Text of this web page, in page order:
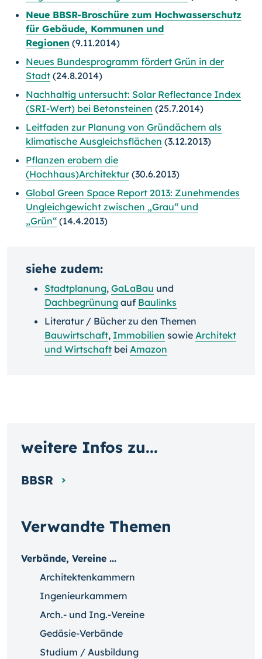
Neue BBSR-Broschüre zum Hochwasserschutz
für Gebäude, Kommunen und
Regionen (9.11.2014)
Neues Bundesprogramm fördert Grün in der
Stadt (24.8.2014)
Nachhaltig untersucht: Solar Reflectance Index
(SRI-Wert) bei Betonsteinen (25.7.2014)
Leitfaden zur Planung von Gründächern als
klimatische Ausgleichsflächen (3.12.2013)
Pflanzen erobern die
(Hochhaus)Architektur(30.6.2013)
Global Green Space Report 2013: Zunehmendes
Ungleichgewicht zwischen „Grau“ und
„Grün“ (14.4.2013)
siehe zudem:
Stadtplanung, GaLaBau und
Dachbegrünung auf Baulinks
Literatur / Bücher zu den Themen
Bauwirtschaft, Immobilien sowie Architekt
und Wirtschaft bei Amazon
Verwandte Themen
Verbände, Vereine ...
Architektenkammern
Ingenieurkammern
Arch.- und Ing.-Vereine
Gedäsie-Verbände
Studium / Ausbildung
weitere Infos zu...
BBSR